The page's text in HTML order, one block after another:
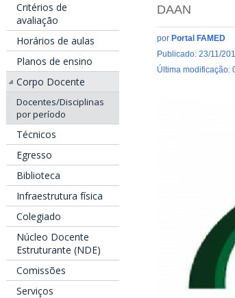
Critérios de
avaliação
Horários de aulas
Planos de ensino
Corpo Docente
Docentes/Disciplinas
por período
Técnicos
Egresso
Biblioteca
Infraestrutura física
Colegiado
Núcleo Docente
Estruturante (NDE)
Comissões
Serviços
DAAN
por Portal FAMED
Publicado: 23/11/
Última modificação: